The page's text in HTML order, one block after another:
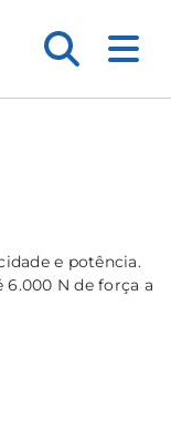
e potência.
6.000 N de força a